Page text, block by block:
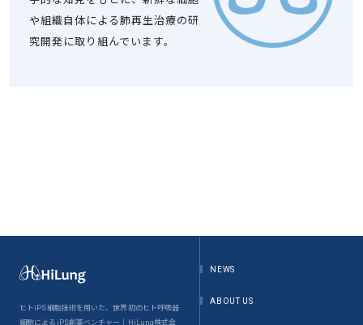
や組織自体による肺再生治療の研
究開発に取り組んでいます。
ヒトiPS細胞技術を用いた、世界初のヒト呼吸器
細胞によるiPS創薬ベンチャー｜HiLung株式会
NEWS
ABOUT US